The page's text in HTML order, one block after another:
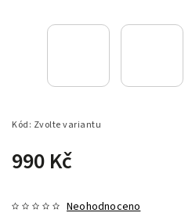
Kód: Zvolte variantu
990 Kč
Neohodnoceno